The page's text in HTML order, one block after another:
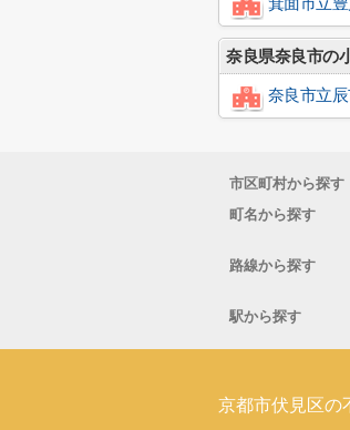
奈良県奈良市の
奈良市立
市区町村から探す
町名から探す
路線から探す
駅から探す
京都市伏見区の